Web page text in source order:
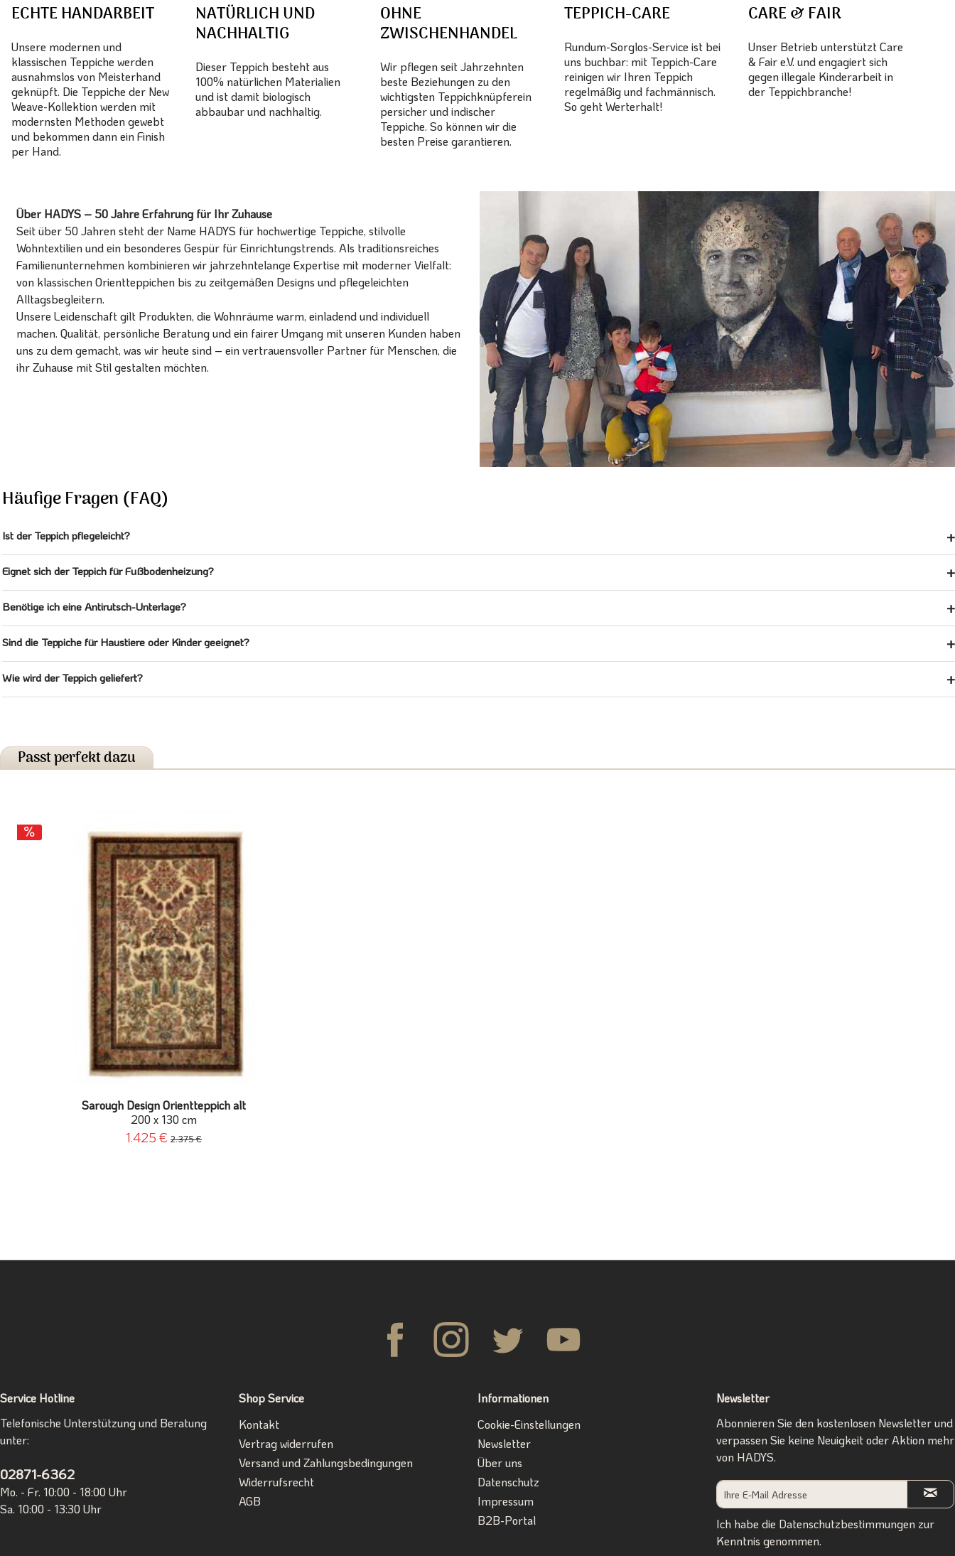
ECHTE HANDARBEIT
Unsere modernen und
klassischen Teppiche werden
ausnahmslos von Meisterhand
geknüpft. Die Teppiche der New
Weave-Kollektion werden mit
modernsten Methoden gewebt
und bekommen dann ein Finish
per Hand.
NATÜRLICH UND
NACHHALTIG
Dieser Teppich besteht aus
100% natürlichen Materialien
und ist damit biologisch
abbaubar und nachhaltig.
OHNE
ZWISCHENHANDEL
Wir pflegen seit Jahrzehnten
beste Beziehungen zu den
wichtigsten Teppichknüpferein
persicher und indischer
Teppiche. So können wir die
besten Preise garantieren.
TEPPICH-CARE
Rundum-Sorglos-Service ist bei
uns buchbar: mit Teppich-Care
reinigen wir Ihren Teppich
regelmäßig und fachmännisch.
So geht Werterhalt!
CARE & FAIR
Unser Betrieb unterstützt Care
& Fair e.V. und engagiert sich
gegen illegale Kinderarbeit in
der Teppichbranche!
Über HADYS – 50 Jahre Erfahrung für Ihr Zuhause
Seit über 50 Jahren steht der Name HADYS für hochwertige Teppiche, stilvolle
Wohntextilien und ein besonderes Gespür für Einrichtungstrends. Als traditionsreiches
Familienunternehmen kombinieren wir jahrzehntelange Expertise mit moderner Vielfalt:
von klassischen Orientteppichen bis zu zeitgemäßen Designs und pflegeleichten
Alltagsbegleitern.
Unsere Leidenschaft gilt Produkten, die Wohnräume warm, einladend und individuell
machen. Qualität, persönliche Beratung und ein fairer Umgang mit unseren Kunden haben
uns zu dem gemacht, was wir heute sind – ein vertrauensvoller Partner für Menschen, die
ihr Zuhause mit Stil gestalten möchten.
Häufige Fragen (FAQ)
Ist der Teppich pflegeleicht?
Eignet sich der Teppich für Fußbodenheizung?
Benötige ich eine Antirutsch-Unterlage?
Sind die Teppiche für Haustiere oder Kinder geeignet?
Wie wird der Teppich geliefert?
Passt perfekt dazu
Sarough Design Orientteppich alt
200 x 130 cm
1.425 € 2.375 €
Service Hotline
Telefonische Unterstützung und Beratung
unter:
02871-6362
Mo. - Fr. 10:00 - 18:00 Uhr
Sa. 10:00 - 13:30 Uhr
Shop Service
Kontakt
Vertrag widerrufen
Versand und Zahlungsbedingungen
Widerrufsrecht
AGB
Informationen
Cookie-Einstellungen
Newsletter
Über uns
Datenschutz
Impressum
B2B-Portal
Newsletter
Abonnieren Sie den kostenlosen Newsletter und
verpassen Sie keine Neuigkeit oder Aktion mehr
von HADYS.
Ich habe die Datenschutzbestimmungen zur
Kenntnis genommen.